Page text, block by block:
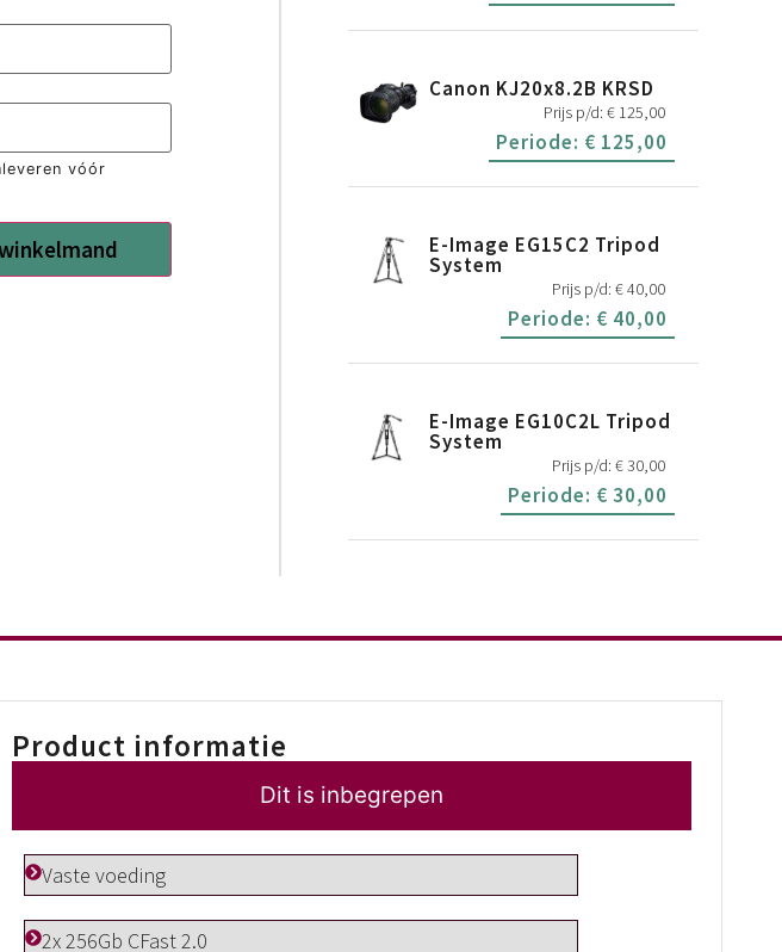
vóór
Canon KJ20x8.2B KRSD
Prijs p/d: € 125,00
Periode: € 125,00
E-Image EG15C2 Tripod
System
Prijs p/d: €40,00
Periode: € 40,00
E-Image EG10C2L Tripod
System
Prijs p/d: €30,00
Periode: € 30,00
Product informatie
Dit is inbegrepen
Vaste voeding
2x 256Gb CFast 2.0